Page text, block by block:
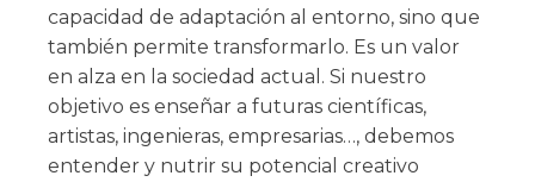
capacidad de adaptación al entorno, sino que
también permite transformarlo. Es un valor
en alza en la sociedad actual. Si nuestro
objetivo es enseñar a futuras científicas,
artistas, ingenieras, empresarias…, debemos
entender y nutrir su potencial creativo